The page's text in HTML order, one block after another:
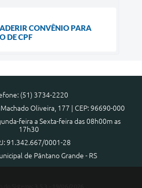
CONVÊNIO PARA
DE CPF
(51) 3734-2220
Oliveira, 177 | CEP: 96690-000
feira a Sexta-feira das 08h00m as
17h30
91.342.667/0001-28
de Pântano Grande - RS